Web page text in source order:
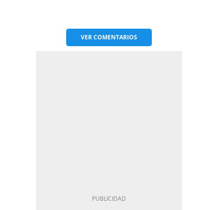
VERCOMENTARIOS